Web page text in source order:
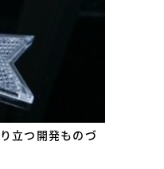
立つ開発ものづ